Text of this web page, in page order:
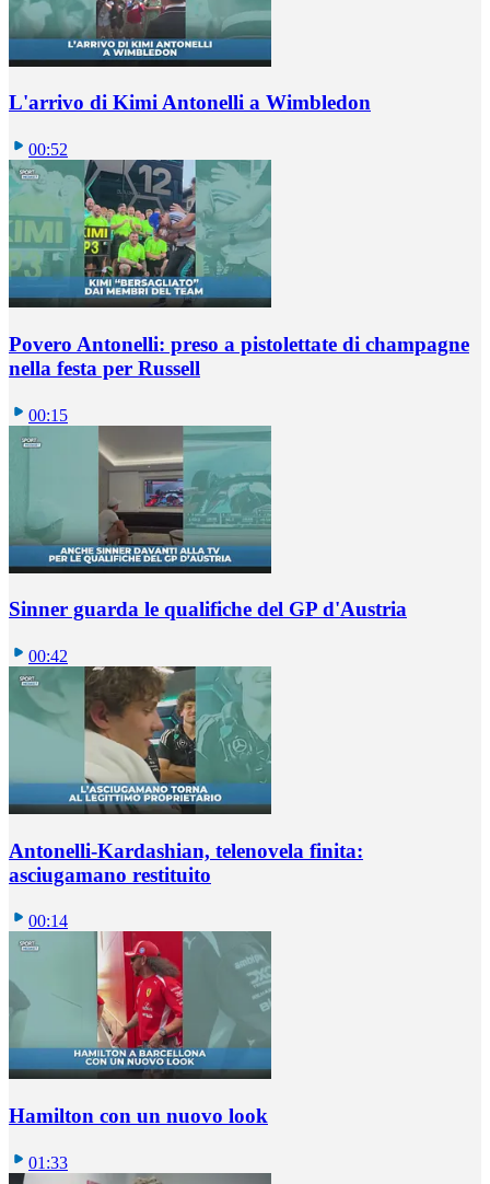
L'arrivo di Kimi Antonelli a Wimbledon
00:52
Povero Antonelli: preso a pistolettate di champagne
nella festa per Russell
00:15
Sinner guarda le qualifiche del GP d'Austria
00:42
Antonelli-Kardashian, telenovela finita:
asciugamano restituito
00:14
Hamilton con un nuovo look
01:33